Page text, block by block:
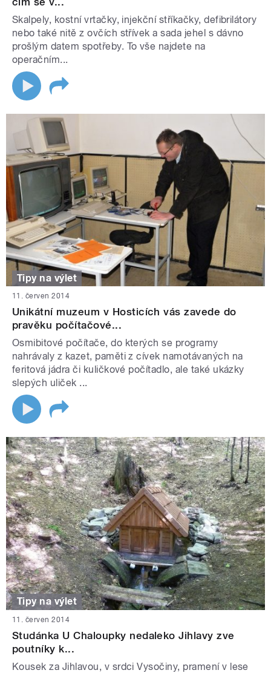
Skalpely, kostní vrtačky, injekční stříkačky, defibrilátory
nebo také nitě z ovčích střívek a sada jehel s dávno
prošlým datem spotřeby. To vše najdete na
operačním...
Tipy na výlet
11. červen 2014
Unikátní muzeum v Hosticích vás zavede do
pravěku počítačové...
Osmibitové počítače, do kterých se programy
nahrávaly z kazet, paměti z cívek namotávaných na
feritová jádra či kuličkové počítadlo, ale také ukázky
slepých uliček ...
Tipy na výlet
11. červen 2014
Studánka U Chaloupky nedaleko Jihlavy zve
poutníky k...
Kousek za Jihlavou, v srdci Vysočiny, pramení v lese